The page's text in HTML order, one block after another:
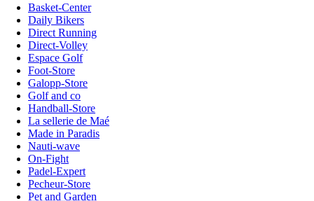
Basket-Center
Daily Bikers
Direct Running
Direct-Volley
Espace Golf
Foot-Store
Galopp-Store
Golf and co
Handball-Store
La sellerie de Maé
Made in Paradis
Nauti-wave
On-Fight
Padel-Expert
Pecheur-Store
Pet and Garden